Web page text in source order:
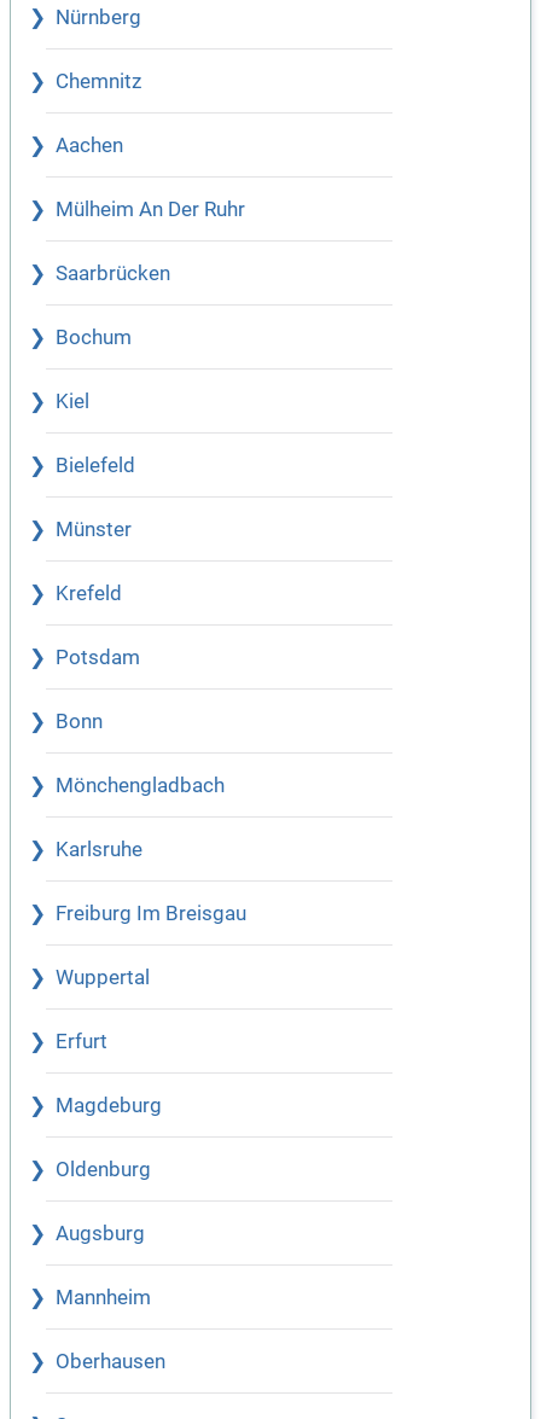
Nürnberg
Chemnitz
Aachen
Mülheim An Der Ruhr
Saarbrücken
Bochum
Kiel
Bielefeld
Münster
Krefeld
Potsdam
Bonn
Mönchengladbach
Karlsruhe
Freiburg Im Breisgau
Wuppertal
Erfurt
Magdeburg
Oldenburg
Augsburg
Mannheim
Oberhausen